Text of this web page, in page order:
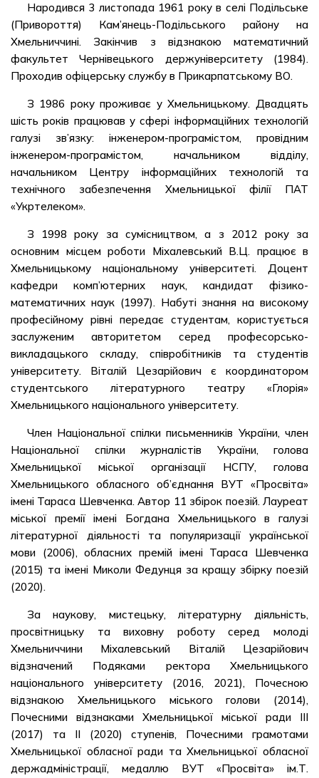
Народився 3 листопада 1961 року в селі Подільське
(Привороття) Кам’янець-Подільського району на
Хмельниччині. Закінчив з відзнакою математичний
факультет Чернівецького держуніверситету (1984).
Проходив офіцерську службу в Прикарпатському ВО.
З 1986 року проживає у Хмельницькому. Двадцять
шість років працював у сфері інформаційних технологій
галузі зв’язку: інженером-програмістом, провідним
інженером-програмістом, начальником відділу,
начальником Центру інформаційних технологій та
технічного забезпечення Хмельницької філії ПАТ
«Укртелеком».
З 1998 року за сумісництвом, а з 2012 року за
основним місцем роботи Міхалевський В.Ц. працює в
Хмельницькому національному університеті. Доцент
кафедри комп’ютерних наук, кандидат фізико-
математичних наук (1997). Набуті знання на високому
професійному рівні передає студентам, користується
заслуженим авторитетом серед професорсько-
викладацького складу, співробітників та студентів
університету. Віталій Цезарійович є координатором
студентського літературного театру «Глорія»
Хмельницького національного університету.
Член Національної спілки письменників України, член
Національної спілки журналістів України, голова
Хмельницької міської організації НСПУ, голова
Хмельницького обласного об’єднання ВУТ «Просвіта»
імені Тараса Шевченка. Автор 11 збірок поезій. Лауреат
міської премії імені Богдана Хмельницького в галузі
літературної діяльності та популяризації української
мови (2006), обласних премій імені Тараса Шевченка
(2015) та імені Миколи Федунця за кращу збірку поезій
(2020).
За наукову, мистецьку, літературну діяльність,
просвітницьку та виховну роботу серед молоді
Хмельниччини Міхалевський Віталій Цезарійович
відзначений Подяками ректора Хмельницького
національного університету (2016, 2021), Почесною
відзнакою Хмельницького міського голови (2014),
Почесними відзнаками Хмельницької міської ради ІІІ
(2017) та ІІ (2020) ступенів, Почесними грамотами
Хмельницької обласної ради та Хмельницької обласної
держадміністрації, медаллю ВУТ «Просвіта» ім.Т.